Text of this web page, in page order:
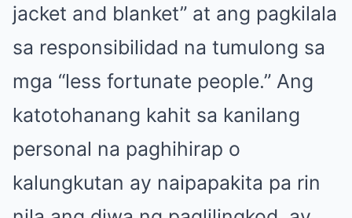
jacket and blanket” at ang pagkilala
sa responsibilidad na tumulong sa
mga “less fortunate people.” Ang
katotohanang kahit sa kanilang
personal na paghihirap o
kalungkutan ay naipapakita pa rin